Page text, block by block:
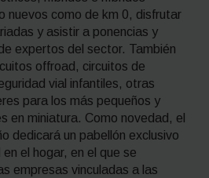
nuevos como de km 0, disfrutar
y asistir a ponencias y
expertos del sector. También
offroad , circuitos de
vial infantiles, otras
para los más pequeños y
en miniatura. Como novedad, el
dedicará un pabellón exclusivo
el hogar, en el que se
empresas vinculadas a las